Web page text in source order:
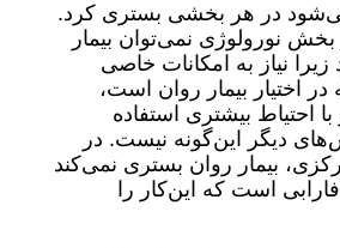
در هر بخشی بستری کرد.
بخش نورولوژی نمی‌توان بیمار
نیاز به امکانات خاصی
در اختیار بیمار روان است،
احتیاط بیشتری استفاده
دیگر این‌گونه نیست. در
بیمار روان بستری نمی‌کند
فارابی است که این‌کار را